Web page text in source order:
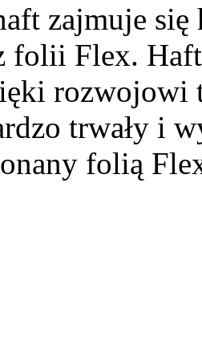
zajmuje
folii Flex.
trwały i
folią